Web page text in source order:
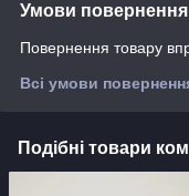
Умови повернення
Повернення товару
Всі умови
Подібні товари